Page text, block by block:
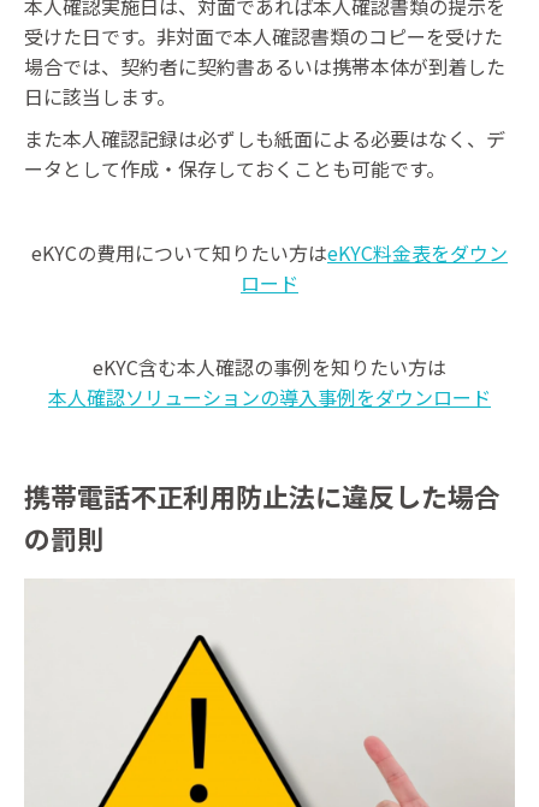
本人確認実施日は、対面であれば本人確認書類の提示を
受けた日です。非対面で本人確認書類のコピーを受けた
場合では、契約者に契約書あるいは携帯本体が到着した
日に該当します。
また本人確認記録は必ずしも紙面による必要はなく、デ
ータとして作成・保存しておくことも可能です。
eKYCの費用について知りたい方はeKYC料金表をダウン
ロード
eKYC含む本人確認の事例を知りたい方は
本人確認ソリューションの導入事例をダウンロード
携帯電話不正利用防止法に違反した場合
の罰則